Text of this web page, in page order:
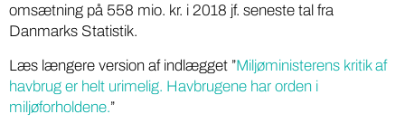
omsætning på 558 mio. kr. i 2018 jf. seneste tal fra
Danmarks Statistik.
Læs længere version af indlægget ”Miljøministerens kritik af
havbrug er helt urimelig. Havbrugene har orden i
miljøforholdene.”